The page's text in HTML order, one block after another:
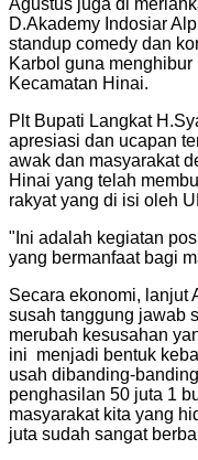
D.Akademy Indosiar
standup comedy dan
Karbol guna
Kecamatan Hinai.
Plt Bupati Langkat
apresiasi dan ucapan
awak dan masyarakat
Hinai yang telah
rakyat yang di isi oleh
" Ini adalah kegiatan
yang bermanfaat bagi
Secara ekonomi, lanjut
susah tanggung jawab
merubah kesusahan
ini menjadi bentuk
usah dibanding-
penghasilan 50 juta 1
masyarakat kita yang
juta sudah sangat